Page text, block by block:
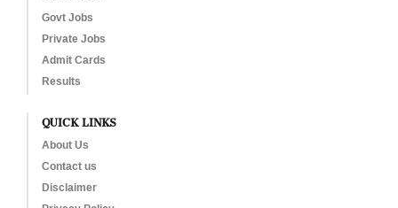
Govt Jobs
Private Jobs
Admit Cards
Results
QUICK LINKS
About Us
Contact us
Disclaimer